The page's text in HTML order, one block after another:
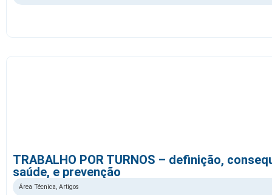
TRABALHO POR TURNOS – definição,
saúde, e prevenção
Área Técnica, Artigos